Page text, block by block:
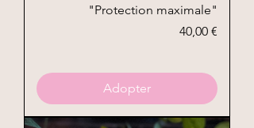
"Protection maximale"
Prix
40,00 €
Adopter